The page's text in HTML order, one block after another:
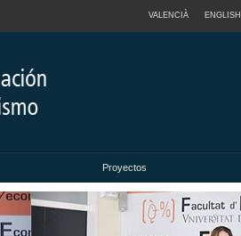
VALENCIÀ ENGLISH
Proyectos